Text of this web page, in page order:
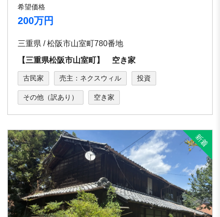
希望価格
200万円
三重県 / 松阪市山室町780番地
【三重県松阪市山室町】 空き家
古民家 売主：ネクスウィル 投資
その他（訳あり） 空き家